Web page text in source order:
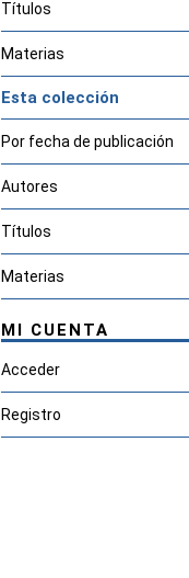
Títulos
Materias
Esta colección
Por fecha de publicación
Autores
Títulos
Materias
MI CUENTA
Acceder
Registro